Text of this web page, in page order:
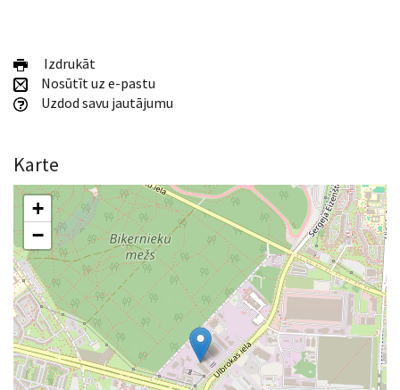
Izdrukāt
Nosūtīt uz e-pastu
Uzdod savu jautājumu
Karte
+
−